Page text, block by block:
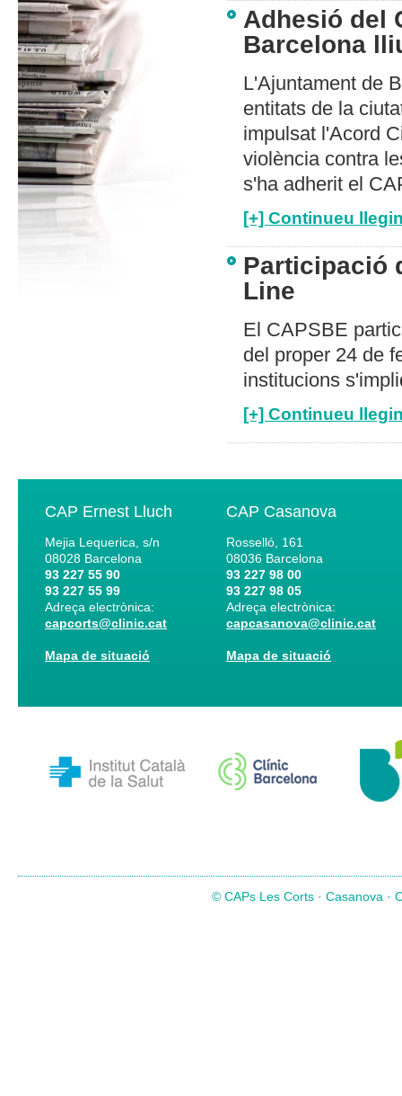
Adhesió del
Barcelona
L'Ajuntament de
entitats de la
impulsat l'Acord
violència contra
s'ha adherit el
[+] Continueu
Participació
Line
El CAPSBE
del proper 24 de
institucions
[+] Continueu
CAP Ernest Lluch
Mejia Lequerica, s/n
08028 Barcelona
93 227 55 90
93 227 55 99
Adreça electrònica:
capcorts@clinic.cat
Mapa de situació
CAP Casanova
Rosselló, 161
08036 Barcelona
93 227 98 00
93 227 98 05
Adreça electrònica:
capcasanova@clinic.cat
Mapa de situació
© CAPs Les Corts · Casanova ·